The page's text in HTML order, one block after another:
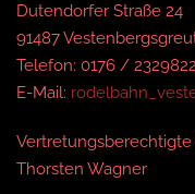
Dutendorfer Straße 24
91487
Telefon: 0176 /
E-Mail:
Vertretungsberechtigte
Thorsten Wagner